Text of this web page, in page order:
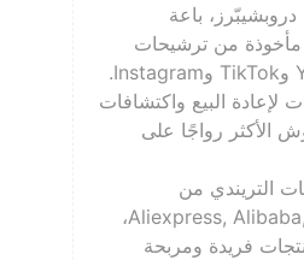
باعة
مأخوذة من ترشيحات
وترندات YouTube وTikTok وInstagram.
لإعادة البيع واكتشافات
رواجًا على
التريندي من
Aliexpress, Alibaba, Amazon, eBay،
فريدة ومربحة